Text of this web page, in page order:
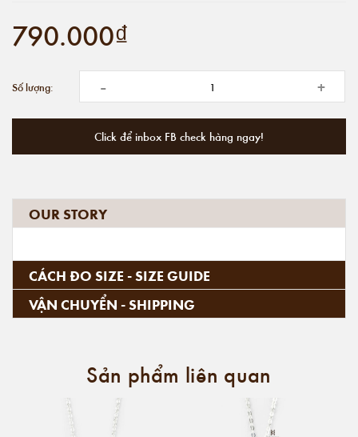
790.000₫
Số lượng: - +
Click để inbox FB check hàng ngay!
OUR STORY
CÁCH ĐO SIZE - SIZE GUIDE
VẬN CHUYỂN - SHIPPING
Sản phẩm liên quan